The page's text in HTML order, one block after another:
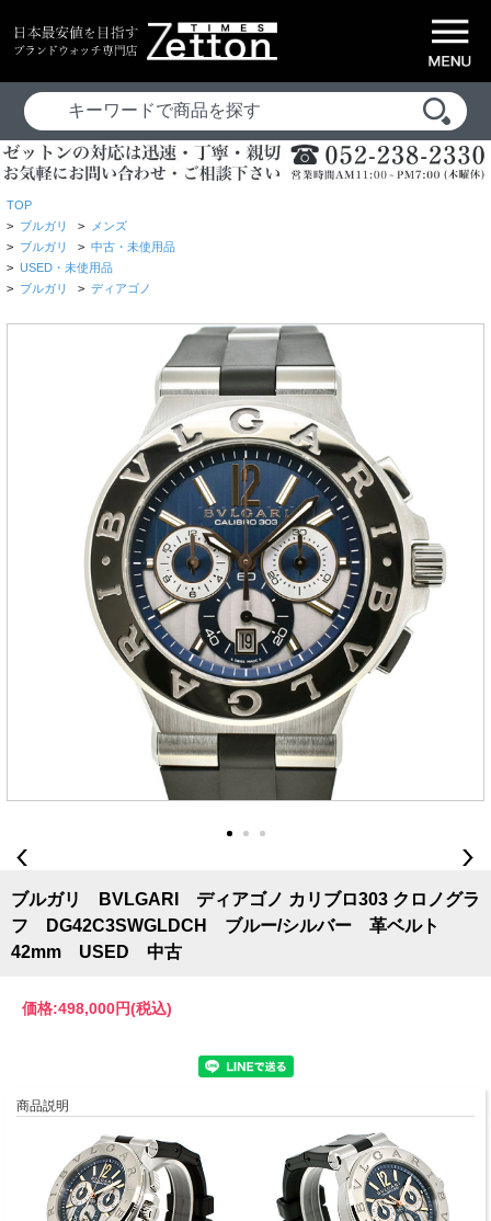
TOP
> ブルガリ > メンズ
> ブルガリ > 中古・未使用品
> USED・未使用品
> ブルガリ > ディアゴノ
ブルガリ BVLGARI ディアゴノ カリブロ303 クロノグラ
フ DG42C3SWGLDCH ブルー/シルバー 革ベルト
42mm USED 中古
価格:498,000円(税込)
商品説明